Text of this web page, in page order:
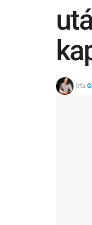
Írta